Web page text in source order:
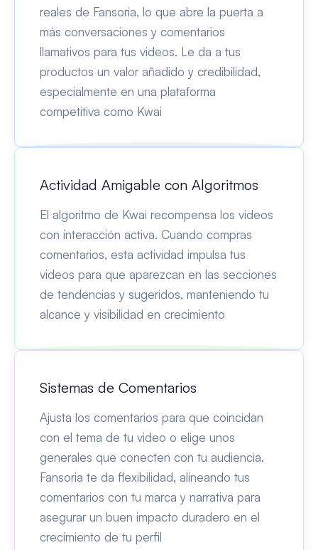
reales de Fansoria, lo que abre la puerta a
más conversaciones y comentarios
llamativos para tus videos. Le da a tus
productos un valor añadido y credibilidad,
especialmente en una plataforma
competitiva como Kwai
Actividad Amigable con Algoritmos
El algoritmo de Kwai recompensa los videos
con interacción activa. Cuando compras
comentarios, esta actividad impulsa tus
videos para que aparezcan en las secciones
de tendencias y sugeridos, manteniendo tu
alcance y visibilidad en crecimiento
Sistemas de Comentarios
Ajusta los comentarios para que coincidan
con el tema de tu video o elige unos
generales que conecten con tu audiencia.
Fansoria te da flexibilidad, alineando tus
comentarios con tu marca y narrativa para
asegurar un buen impacto duradero en el
crecimiento de tu perfil